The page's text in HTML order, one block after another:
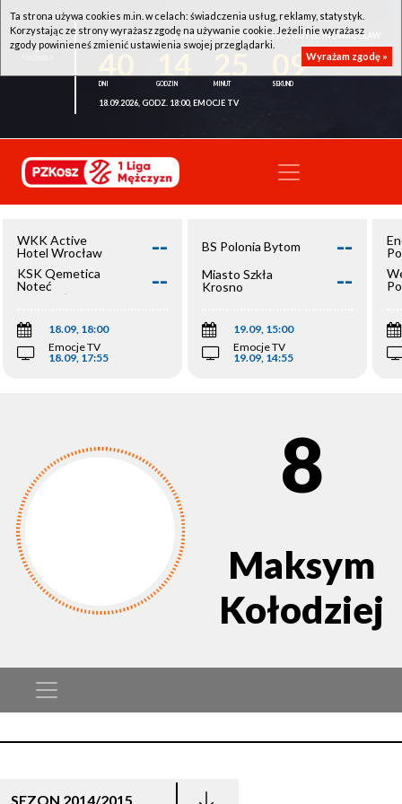
WKK ACTIVE HOTEL WROCŁAW - KSK QEMETICA NOTEĆ INOWROCŁAW
09
18.09.2026, GODZ. 18:00, EMOCJE TV
WKK Active
Hotel Wrocław
--
KSK Qemetica
Noteć
Inowrocław
--
18.09, 18:00
Emocje TV
18.09, 17:55
BS Polonia Bytom --
Miasto Szkła
Krosno
--
19.09, 15:00
Emocje TV
19.09, 14:55
8
Maksym
Kołodziej
SEZON 2014/2015
Ta strona używa cookies m.in. w celach: świadczenia usług, reklamy, statystyk.
Korzystając ze strony wyrażasz zgodę na używanie cookie. Jeżeli nie wyrażasz
zgody powinieneś zmienić ustawienia swojej przeglądarki.
Wyrażam zgodę »